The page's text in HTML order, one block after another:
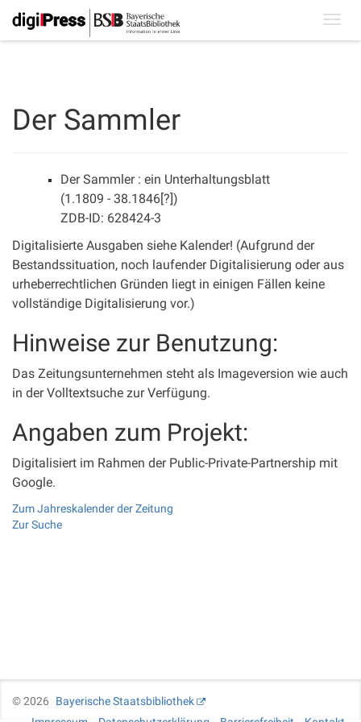
Der Sammler
Der Sammler : ein Unterhaltungsblatt
(1.1809 - 38.1846[?])
ZDB-ID: 628424-3
Digitalisierte Ausgaben siehe Kalender! (Aufgrund der
Bestandssituation, noch laufender Digitalisierung oder aus
urheberrechtlichen Gründen liegt in einigen Fällen keine
vollständige Digitalisierung vor.)
Hinweise zur Benutzung:
Das Zeitungsunternehmen steht als Imageversion wie auch
in der Volltextsuche zur Verfügung.
Angaben zum Projekt:
Digitalisiert im Rahmen der Public-Private-Partnership mit
Google.
Zum Jahreskalender der Zeitung
Zur Suche
©2026
Bayerische Staatsbibliothek